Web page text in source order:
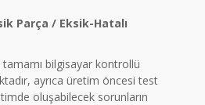
Parça / Eksik-Hatalı
bilgisayar kontrollü
ayrıca üretim öncesi test
oluşabilecek sorunların